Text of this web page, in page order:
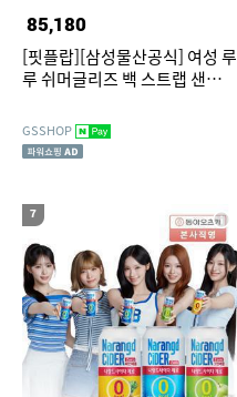
85,180
[핏플랍][삼성물산공식] 여성 루
루 쉬머글리즈 백 스트랩 샌들
GSSHOP
7